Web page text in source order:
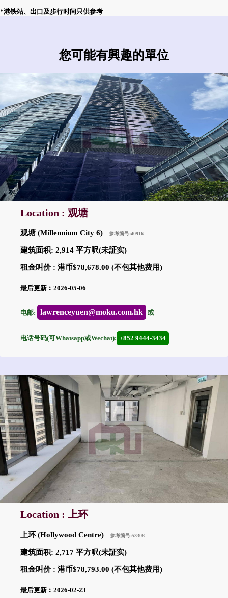
*港铁站、出口及步行时间只供参考
您可能有興趣的單位
Location : 观塘
观塘 (Millennium City 6) 参考编号:40916
建筑面积: 2,914 平方呎(未証实)
租金叫价 : 港币$78,678.00 (不包其他费用)
最后更新︰2026-05-06
电邮: lawrenceyuen@moku.com.hk 或
电话号码(可Whatsapp或Wechat): +852 9444-3434
Location : 上环
上环 (Hollywood Centre) 参考编号:53308
建筑面积: 2,717 平方呎(未証实)
租金叫价 : 港币$78,793.00 (不包其他费用)
最后更新︰2026-02-23